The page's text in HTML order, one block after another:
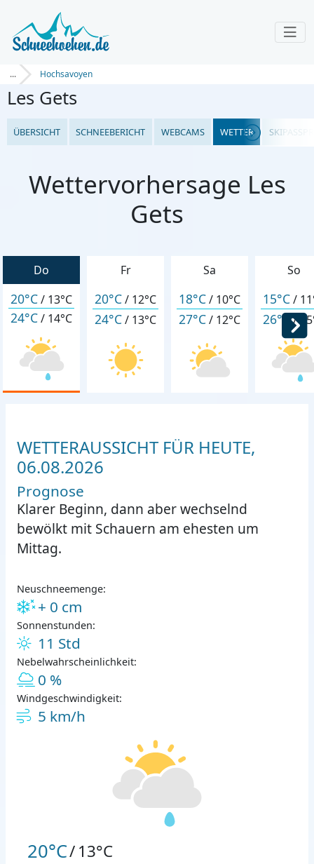
... Hochsavoyen
Les Gets
ÜBERSICHT SCHNEEBERICHT WEBCAMS WETTER
Wettervorhersage Les
Gets
Do
20°C/ 13°C
24°C/ 14°C
Fr
20°C/ 12°C
24°C/ 13°C
Sa
18°C/ 10°C
27°C/ 12°C
So
15°C/
26°C /
WETTERAUSSICHT FÜR HEUTE,
06.08.2026
Prognose
Klarer Beginn, dann aber wechselnd
bewölkt mit Schauern am ehesten um
Mittag.
Neuschneemenge:
+ 0 cm
Sonnenstunden:
11 Std
Nebelwahrscheinlichkeit:
0 %
Windgeschwindigkeit:
5 km/h
20°C/13°C